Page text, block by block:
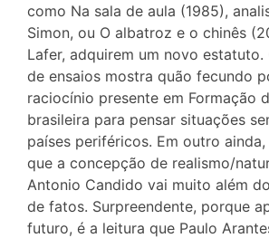
como Na sala de aula (1985),
Simon, ou O albatroz e o chinês
Lafer, adquirem um novo
de ensaios mostra quão fecundo
raciocínio presente em Formação
brasileira para pensar situações
países periféricos. Em outro
que a concepção de realismo/
Antonio Candido vai muito além
de fatos. Surpreendente, porque
futuro, é a leitura que Paulo